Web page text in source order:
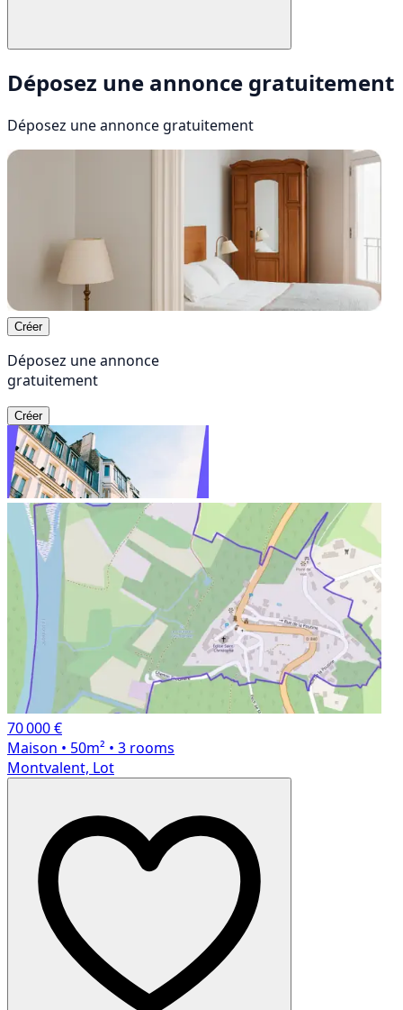
Déposez une annonce gratuitement
Déposez une annonce gratuitement
Créer
Déposez une annonce
gratuitement
Créer
70 000 €
Maison • 50m² • 3 rooms
Montvalent, Lot